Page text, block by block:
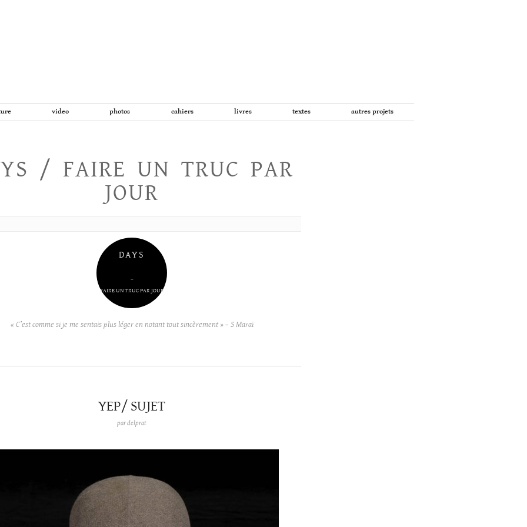
video photos cahiers livres textes autres projets
/ FAIRE UN TRUC PAR
JOUR
DAYS
–
FAIRE UN TRUC PAR JOUR
« C’est comme si je me sentais plus léger en notant tout sincèrement » – S Maraï
YEP/ SUJET
pardelprat